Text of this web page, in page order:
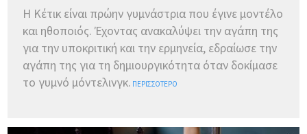
Η Κέτικ είναι πρώην γυμνάστρια που έγινε μοντέλο
και ηθοποιός. Έχοντας ανακαλύψει την αγάπη της
για την υποκριτική και την ερμηνεία, εδραίωσε την
αγάπη της για τη δημιουργικότητα όταν δοκίμασε
το γυμνό μόντελινγκ. ΠΕΡΙΣΣΌΤΕΡΟ